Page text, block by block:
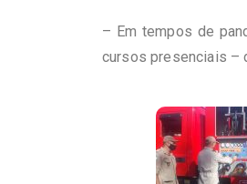
– Em tempos de
cursos presenciais –